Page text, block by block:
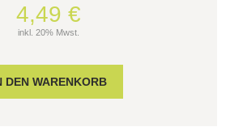
4,49 €
inkl. 20% Mwst.